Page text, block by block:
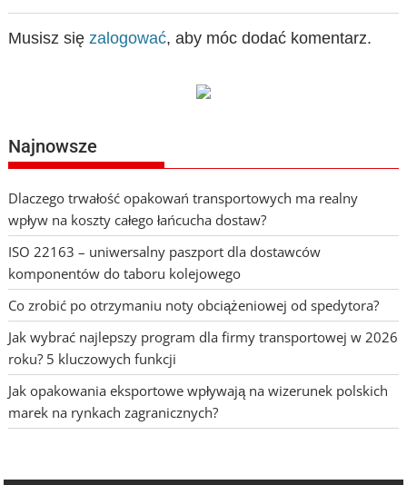
Musisz się zalogować, aby móc dodać komentarz.
Najnowsze
Dlaczego trwałość opakowań transportowych ma realny
wpływ na koszty całego łańcucha dostaw?
ISO 22163 – uniwersalny paszport dla dostawców
komponentów do taboru kolejowego
Co zrobić po otrzymaniu noty obciążeniowej od spedytora?
Jak wybrać najlepszy program dla firmy transportowej w 2026
roku? 5 kluczowych funkcji
Jak opakowania eksportowe wpływają na wizerunek polskich
marek na rynkach zagranicznych?